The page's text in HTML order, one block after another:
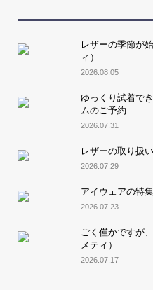
レザーの季節が
ィ）
2026.08.05
ゆっくり試着で
ムのご予約
2026.07.31
レザーの取り扱
2026.07.29
アイウェアの特
2026.07.23
ごく僅かですが
メティ）
2026.07.17